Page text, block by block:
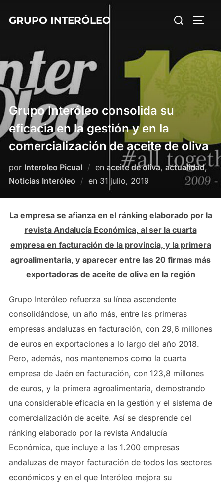
GRUPO INTERÓLEO Buscar:
Grupo Interóleo consolida su
eficacia en la gestión y en la
comercialización de aceite de oliva
por Interoleo Picual en aceite de oliva, actualidad,
Noticias Interóleo
en Publicado
31 julio, 2019
La empresa se afianza en el ránking elaborado por la
revista Andalucía Económica, al ser la cuarta
empresa en facturación de la provincia, y la primera
agroalimentaria, y aparecer entre las 20 firmas más
exportadoras de aceite de oliva en la región
Grupo Interóleo refuerza su línea ascendente
consolidándose, un año más, entre las primeras
empresas andaluzas en facturación, con 29,6 millones
de euros en exportaciones a lo largo del año 2018.
Pero, además, nos mantenemos como la cuarta
empresa de Jaén en facturación, con 123,8 millones
de euros, y la primera agroalimentaria, demostrando
una considerable eficacia en la gestión y el sistema de
comercialización de aceite. Así se desprende del
ránking elaborado por la revista Andalucía
Económica, que incluye a las 1.200 empresas
andaluzas de mayor facturación de todos los sectores
económicos y en el que Interóleo mejora su